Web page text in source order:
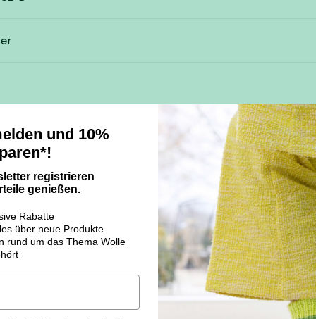
für Woll- u. Kurzwaren Max Gründl e.K.
66, 85055 Ingolstadt, Deutschland
und 10%
registrieren
genießen.
Rabatte
über neue Produkte
rund um das Thema Wolle